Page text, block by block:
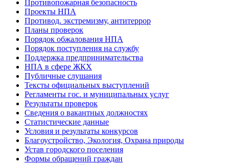
Противопожарная безопасность
Проекты НПА
Противод. экстремизму, антитеррор
Планы проверок
Порядок обжалования НПА
Порядок поступления на службу
Поддержка предпринимательства
НПА в сфере ЖКХ
Публичные слушания
Тексты официальных выступлений
Регламенты гос. и муниципальных услуг
Результаты проверок
Сведения о вакантных должностях
Статистические данные
Условия и результаты конкурсов
Благоустройство, Экология, Охрана природы
Устав городского поселения
Формы обращений граждан